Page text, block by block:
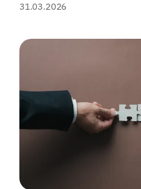
31.03.2026